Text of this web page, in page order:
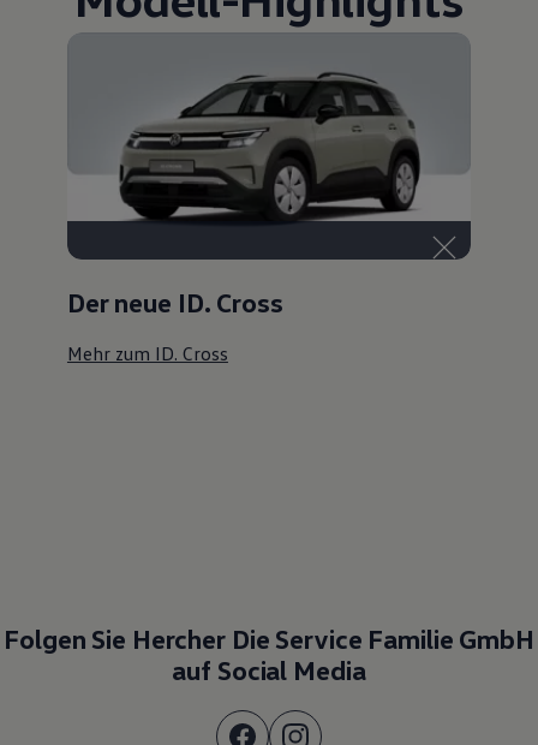
Der neue ID. Cross
Mehr zum ID. Cross
Folgen Sie Hercher Die Service Familie GmbH
auf Social Media